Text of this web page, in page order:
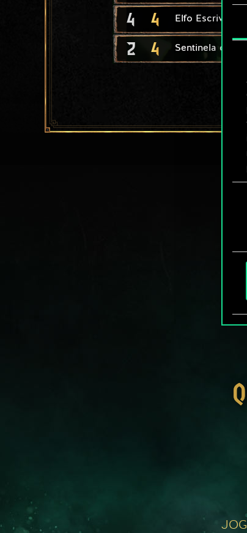
4 4 Elfo Escrivão
2 4 Sentinela de